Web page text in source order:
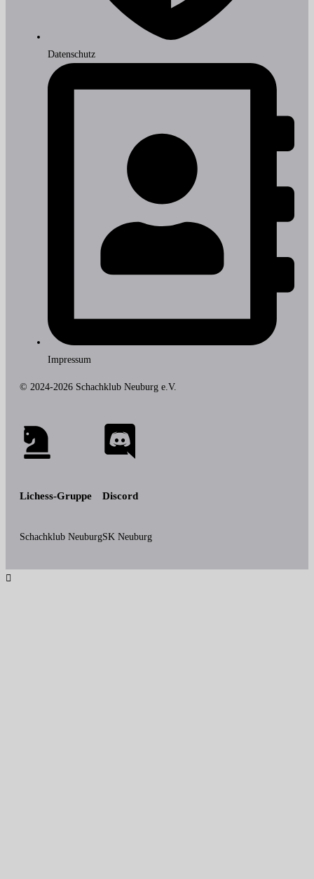
Datenschutz
Impressum
© 2024-2026 Schachklub Neuburg e.V.
Lichess-Gruppe
Schachklub Neuburg
Discord
SK Neuburg